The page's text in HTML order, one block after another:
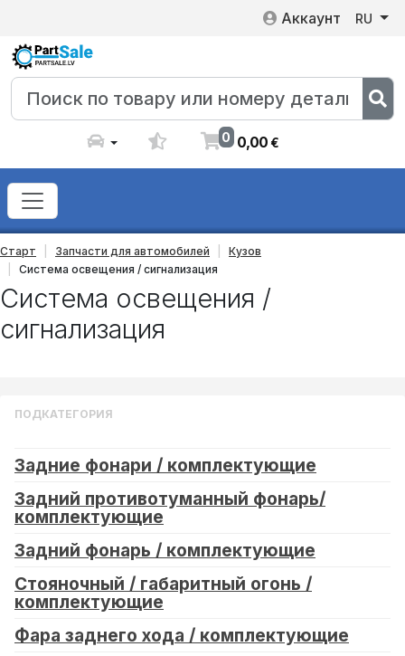
Аккаунт RU
0 0,00€
Старт Запчасти для автомобилей
Кузов
Система освещения / сигнализация
Система освещения /
сигнализация
ПОДКАТЕГОРИЯ
Задние фонари / комплектующие
Задний противотуманный фонарь/
комплектующие
Задний фонарь / комплектующие
Стояночный / габаритный огонь /
комплектующие
Фара заднего хода / комплектующие